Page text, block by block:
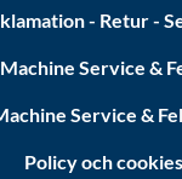
- Retur -
Service &
Service &
Policy och cookies